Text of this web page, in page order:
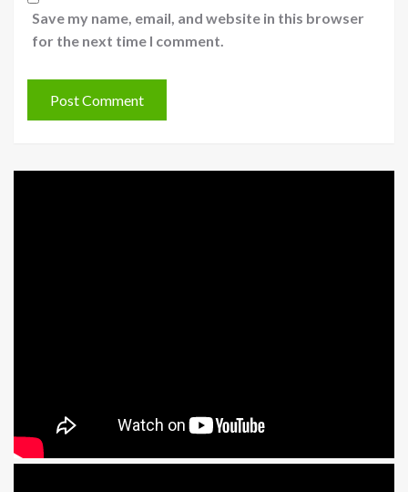
Save my name, email, and website in this browser
for the next time I comment.